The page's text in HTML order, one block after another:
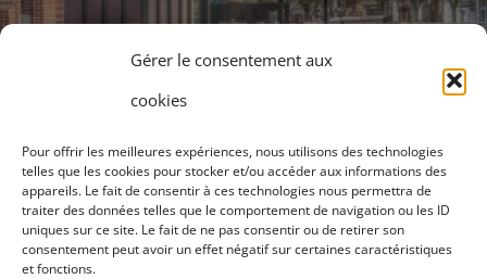
Gérer le consentement aux
cookies
Pour offrir les meilleures expériences, nous utilisons des technologies
telles que les cookies pour stocker et/ou accéder aux informations des
appareils. Le fait de consentir à ces technologies nous permettra de
traiter des données telles que le comportement de navigation ou les ID
uniques sur ce site. Le fait de ne pas consentir ou de retirer son
consentement peut avoir un effet négatif sur certaines caractéristiques
et fonctions.
+33 3 75 50 05 91
Siège social, 12 rue Frédéric Petit 80000 Amiens